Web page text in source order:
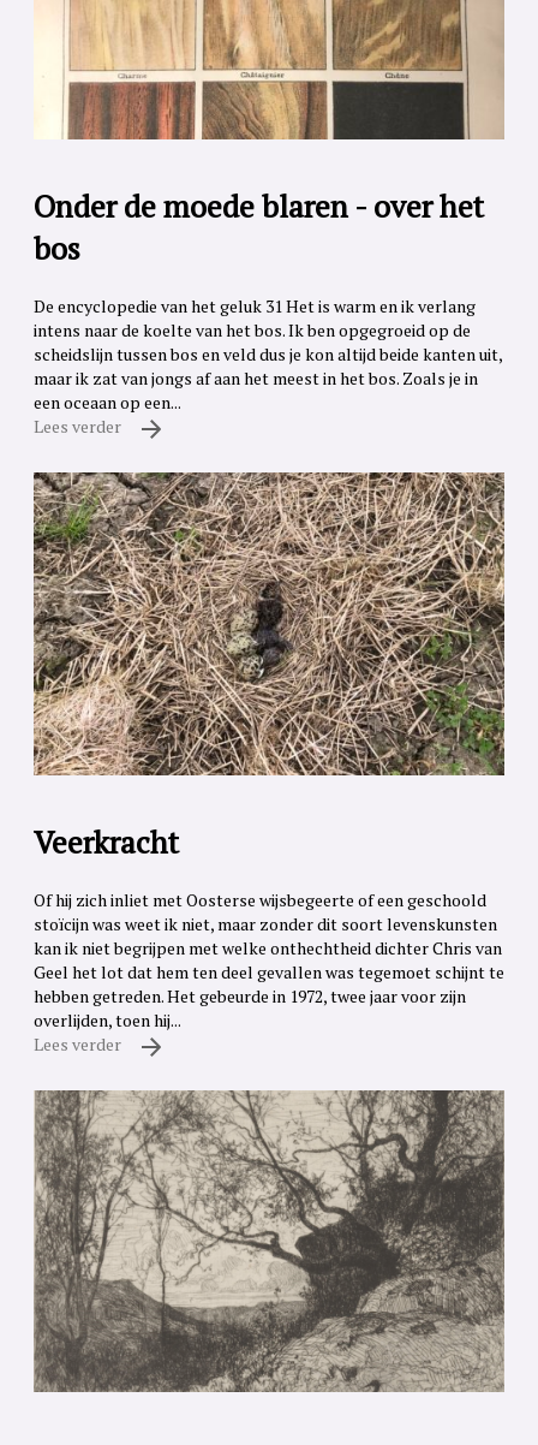
Onder de moede blaren - over het
bos
De encyclopedie van het geluk 31 Het is warm en ik verlang
intens naar de koelte van het bos. Ik ben opgegroeid op de
scheidslijn tussen bos en veld dus je kon altijd beide kanten uit,
maar ik zat van jongs af aan het meest in het bos. Zoals je in
een oceaan op een...
Lees verder
Veerkracht
Of hij zich inliet met Oosterse wijsbegeerte of een geschoold
stoïcijn was weet ik niet, maar zonder dit soort levenskunsten
kan ik niet begrijpen met welke onthechtheid dichter Chris van
Geel het lot dat hem ten deel gevallen was tegemoet schijnt te
hebben getreden. Het gebeurde in 1972, twee jaar voor zijn
overlijden, toen hij...
Lees verder